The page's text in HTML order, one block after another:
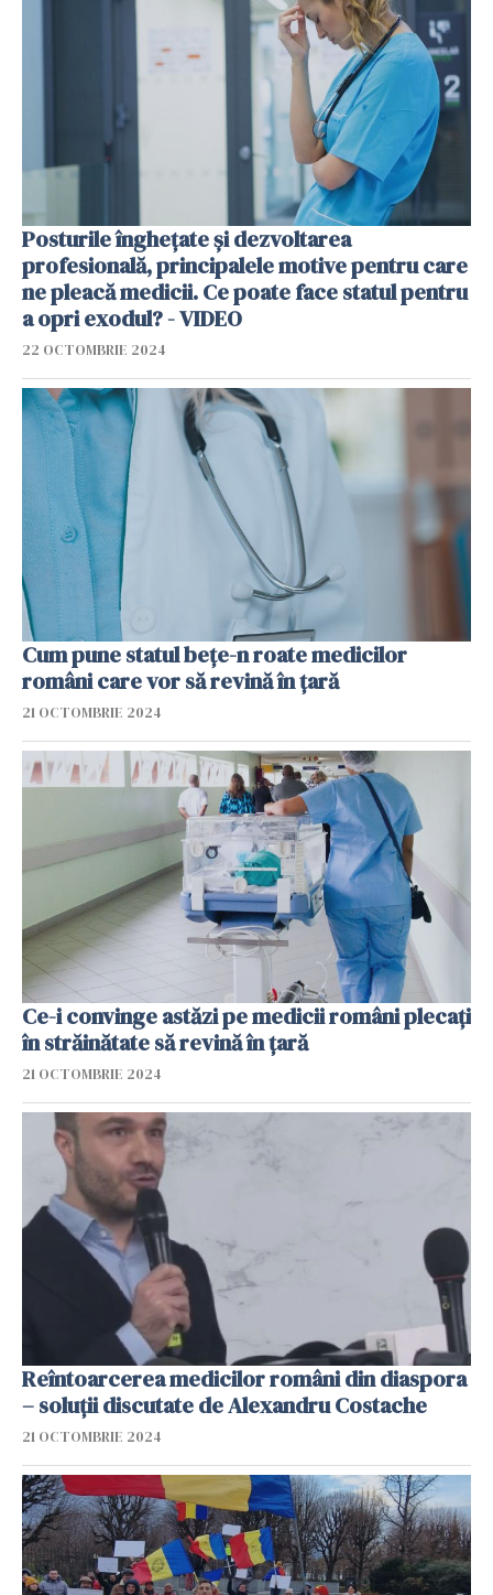
Posturile înghețate și dezvoltarea
profesională, principalele motive pentru care
ne pleacă medicii. Ce poate face statul pentru
a opri exodul? - VIDEO
22 OCTOMBRIE 2024
Cum pune statul bețe-n roate medicilor
români care vor să revină în țară
21 OCTOMBRIE 2024
Ce-i convinge astăzi pe medicii români plecați
în străinătate să revină în țară
21 OCTOMBRIE 2024
Reîntoarcerea medicilor români din diaspora
– soluții discutate de Alexandru Costache
21 OCTOMBRIE 2024